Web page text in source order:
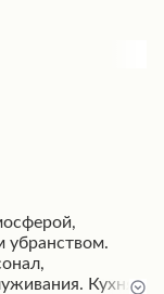
убранством.
Кухня